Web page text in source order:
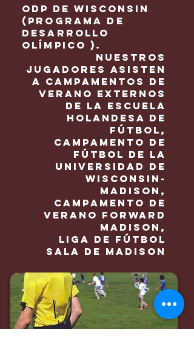
ODP de Wisconsin
(Programa de
Desarrollo
Olímpico ).
Nuestros
jugadores asisten
a campamentos de
verano externos
de la Escuela
Holandesa de
Fútbol,
Campamento de
fútbol de la
Universidad de
Wisconsin-
Madison,
Campamento de
verano Forward
Madison,
Liga de fútbol
sala de Madison